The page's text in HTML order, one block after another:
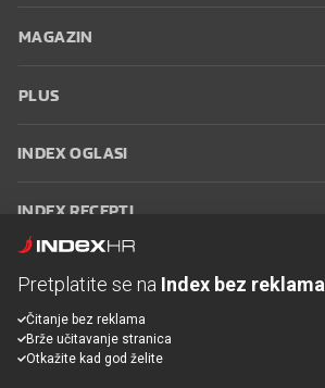
MAGAZIN
PLUS
INDEX OGLASI
INDEX RECEPTI
Oglašavanje Zaposli se na Indexu
korištenja
Postavke kolačića
Pretplatite se na Index bez reklama
Čitanje bez reklama
Brže učitavanje stranica
Otkažite kad god želite